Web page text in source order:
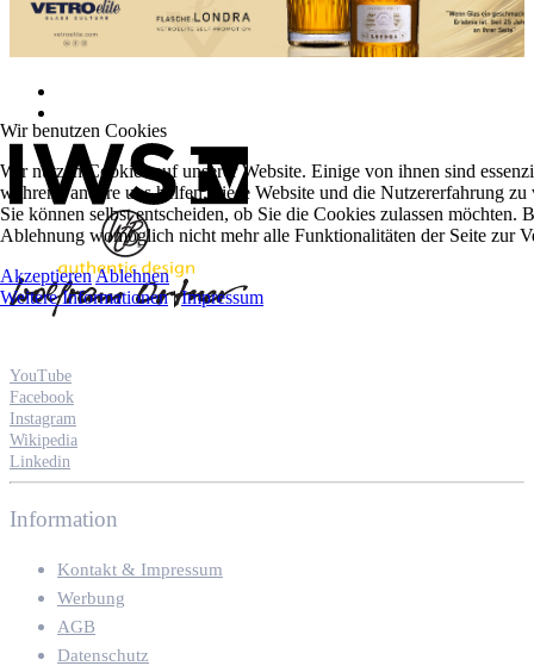
YouTube
Facebook
Instagram
Wikipedia
Linkedin
Information
Kontakt & Impressum
Werbung
AGB
Datenschutz
Wir benutzen Cookies
Wir nutzen Cookies auf unserer Website. Einige von ihnen sind
während andere uns helfen, diese Website und die Nutzererfahrung
Sie können selbst entscheiden, ob Sie die Cookies zulassen möchten.
Ablehnung womöglich nicht mehr alle Funktionalitäten der Seite zur
Akzeptieren Ablehnen
Weitere Informationen|Impressum